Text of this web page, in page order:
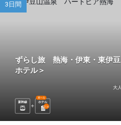
3日間
ずらし旅 熱海・伊東・東伊
ホテル＞
新幹線 ホテル
選べる
2泊
大